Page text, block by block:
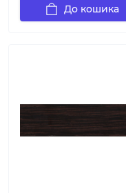
До кошика